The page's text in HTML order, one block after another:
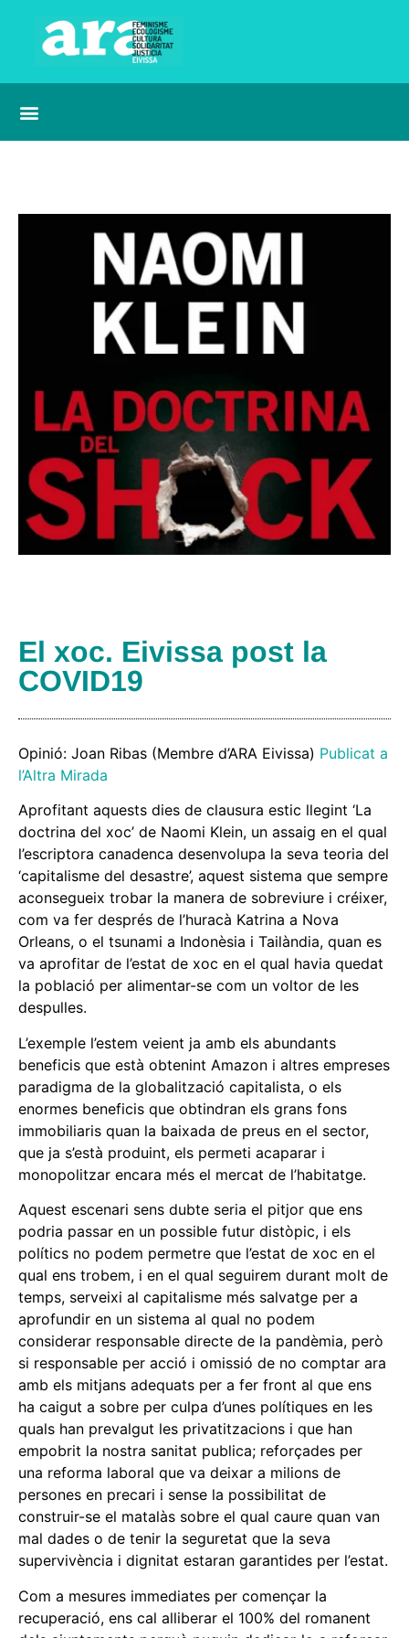
El xoc. Eivissa post la
COVID19
Opinió: Joan Ribas (Membre d’ARA Eivissa) Publicat a
l’Altra Mirada
Aprofitant aquests dies de clausura estic llegint ‘La
doctrina del xoc’ de Naomi Klein, un assaig en el qual
l’escriptora canadenca desenvolupa la seva teoria del
‘capitalisme del desastre’, aquest sistema que sempre
aconsegueix trobar la manera de sobreviure i créixer,
com va fer després de l’huracà Katrina a Nova
Orleans, o el tsunami a Indonèsia i Tailàndia, quan es
va aprofitar de l’estat de xoc en el qual havia quedat
la població per alimentar-se com un voltor de les
despulles.
L’exemple l’estem veient ja amb els abundants
beneficis que està obtenint Amazon i altres empreses
paradigma de la globalització capitalista, o els
enormes beneficis que obtindran els grans fons
immobiliaris quan la baixada de preus en el sector,
que ja s’està produint, els permeti acaparar i
monopolitzar encara més el mercat de l’habitatge.
Aquest escenari sens dubte seria el pitjor que ens
podria passar en un possible futur distòpic, i els
polítics no podem permetre que l’estat de xoc en el
qual ens trobem, i en el qual seguirem durant molt de
temps, serveixi al capitalisme més salvatge per a
aprofundir en un sistema al qual no podem
considerar responsable directe de la pandèmia, però
si responsable per acció i omissió de no comptar ara
amb els mitjans adequats per a fer front al que ens
ha caigut a sobre per culpa d’unes polítiques en les
quals han prevalgut les privatitzacions i que han
empobrit la nostra sanitat publica; reforçades per
una reforma laboral que va deixar a milions de
persones en precari i sense la possibilitat de
construir-se el matalàs sobre el qual caure quan van
mal dades o de tenir la seguretat que la seva
supervivència i dignitat estaran garantides per l’estat.
Com a mesures immediates per començar la
recuperació, ens cal alliberar el 100% del romanent